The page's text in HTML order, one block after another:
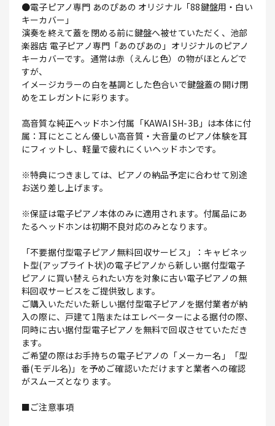
●電子ピアノ専門 あのぴあの オリジナル「88鍵盤用・白い
キーカバー」
演奏を終えて蓋を閉める前に鍵盤へ被せていただく、池部
楽器店 電子ピアノ専門「あのぴあの」オリジナルのピアノ
キーカバーです。通常は赤（えんじ色）の物がほとんどで
すが、
イメージカラーの白を基調とした色合いで鍵盤蓋の開け閉
めをエレガントに彩ります。
高音質な純正ヘッドホン付属「KAWAI SH-3B」は本体に付
属：耳にとことん優しい高音質・大音量のピアノ体験を耳
にフィットし、軽量で疲れにくいヘッドホンです。
※特典につきましては、ピアノの納品予定に合わせて別途
お送り差し上げます。
※保証は電子ピアノ本体のみに適用されます。付属品にあ
たるヘッドホンは初期不良対応のみとなります。
「不要据付型電子ピアノ無料回収サービス」：キャビネッ
ト型(アップライト状)の電子ピアノから新しい据付型電子
ピアノに買い替えられたい方を対象に古い電子ピアノの無
料回収サービスをご提供致します。
ご購入いただいた新しい据付型電子ピアノを据付業者が納
入の際に、戸建て1階またはエレベーターによる据付の際、
同時に古い据付型電子ピアノを無料で回収させていただき
ます。
ご希望の際はお手持ちの電子ピアノの「メーカー名」「型
番(モデル名)」を予めご確認いただけますと業者への確認
がスムーズとなります。
■ご注意事項